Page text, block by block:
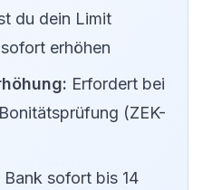
du dein Limit
erhöhen
Erfordert bei
(ZEK-
Bank sofort bis 14